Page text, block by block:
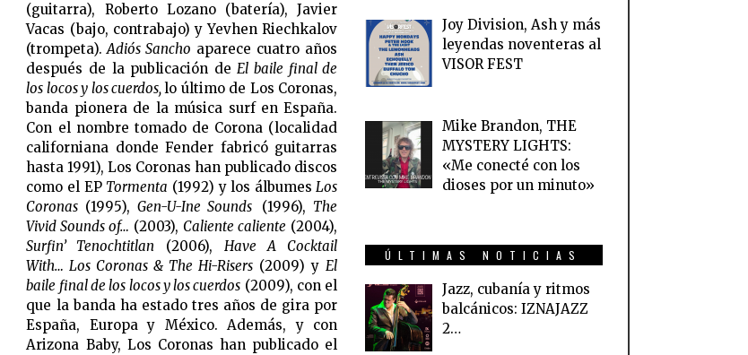
(guitarra), Roberto Lozano (batería), Javier
Vacas (bajo, contrabajo) y Yevhen Riechkalov
(trompeta).Adiós Sancho aparece cuatro años
después de la publicación deEl baile final de
los locos y los cuerdos,lo último de Los Coronas,
banda pionera de la música surf en España.
Con el nombre tomado de Corona (localidad
californiana donde Fender fabricó guitarras
hasta 1991), Los Coronas han publicado discos
como el EP Tormenta (1992) y los álbumesLos
Coronas (1995),Gen-U-Ine Sounds (1996), The
Vivid Sounds of… (2003), Caliente caliente (2004),
Surfin’ Tenochtitlan (2006),Have A Cocktail
With… Los Coronas & The Hi-Risers (2009) yEl
baile final de los locos y los cuerdos (2009), con el
que la banda ha estado tres años de gira por
España, Europa y México. Además, y con
Arizona Baby, Los Coronas han publicado el
Joy Division, Ash y más
leyendas noventeras al
VISOR FEST
Mike Brandon, THE
MYSTERY LIGHTS:
«Me conecté con los
dioses por un minuto»
ÚLTIMAS NOTICIAS
Jazz, cubanía y ritmos
balcánicos: IZNAJAZZ
2…